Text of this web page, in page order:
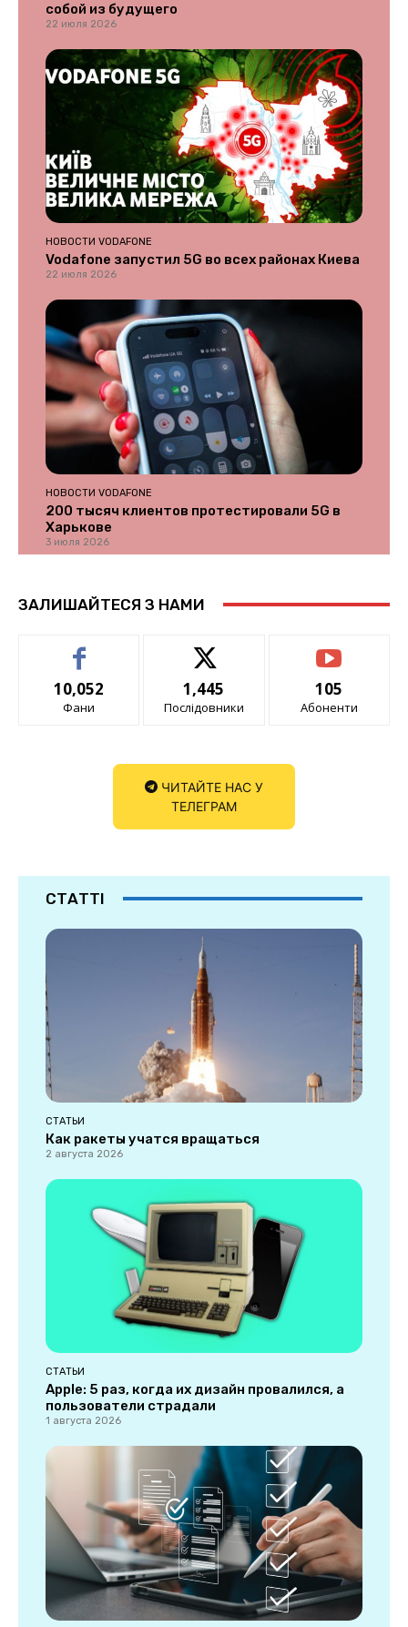
собой из будущего
22 июля 2026
НОВОСТИ VODAFONE
Vodafone запустил 5G во всех районах Киева
22 июля 2026
НОВОСТИ VODAFONE
200 тысяч клиентов протестировали 5G в
Харькове
3 июля 2026
ЗАЛИШАЙТЕСЯ З НАМИ
10,052
Фани
1,445
Послідовники
105
Абоненти
ЧИТАЙТЕ НАС У
ТЕЛЕГРАМ
СТАТТІ
СТАТЬИ
Как ракеты учатся вращаться
2 августа 2026
СТАТЬИ
Apple: 5 раз, когда их дизайн провалился, а
пользователи страдали
1 августа 2026